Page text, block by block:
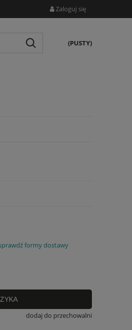
Zaloguj się
(PUSTY)
formy dostawy
dodaj do przechowalni